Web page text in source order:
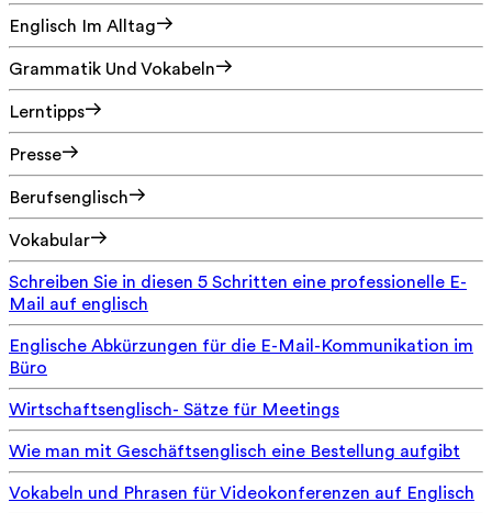
Englisch Im Alltag
Grammatik Und Vokabeln
Lerntipps
Presse
Berufsenglisch
Vokabular
Schreiben Sie in diesen 5 Schritten eine professionelle E-
Mail auf englisch
Englische Abkürzungen für die E-Mail-Kommunikation im
Büro
Wirtschaftsenglisch- Sätze für Meetings
Wie man mit Geschäftsenglisch eine Bestellung aufgibt
Vokabeln und Phrasen für Videokonferenzen auf Englisch